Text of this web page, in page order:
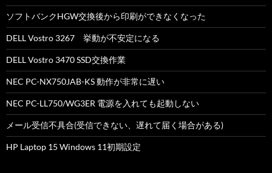
ソフトバンクHGW交換後から印刷ができなくなった
DELL Vostro 3267 挙動が不安定になる
DELL Vostro 3470 SSD交換作業
NEC PC-NX750JAB-KS 動作が非常に遅い
NEC PC-LL750/WG3ER 電源を入れても起動しない
メール受信不具合(受信できない、遅れて届く場合がある)
HP Laptop 15 Windows 11初期設定